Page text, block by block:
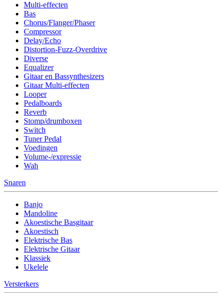
Multi-effecten
Bas
Chorus/Flanger/Phaser
Compressor
Delay/Echo
Distortion-Fuzz-Overdrive
Diverse
Equalizer
Gitaar en Bassynthesizers
Gitaar Multi-effecten
Looper
Pedalboards
Reverb
Stomp/drumboxen
Switch
Tuner Pedal
Voedingen
Volume-/expressie
Wah
Snaren
Banjo
Mandoline
Akoestische Basgitaar
Akoestisch
Elektrische Bas
Elektrische Gitaar
Klassiek
Ukelele
Versterkers